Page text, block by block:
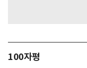
100자평